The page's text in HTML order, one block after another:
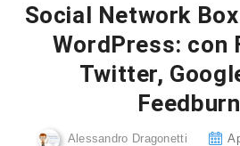
Social Network
WordPress: con
Twitter,
Alessandro Dragonetti